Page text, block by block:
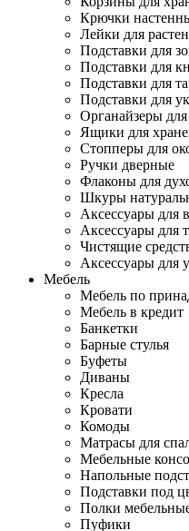
Крючки
Лейки для
Подставки для
Подставки для
Подставки для
Подставки для
Органайзеры
Ящики для
Стопперы для
Ручки дверные
Флаконы для
Шкуры
Аксессуары для
Аксессуары для
Чистящие
Аксессуары для
Мебель
Мебель по
Мебель в кредит
Банкетки
Барные стулья
Буфеты
Диваны
Кресла
Кровати
Комоды
Матрасы для
Мебельные
Напольные
Подставки под
Полки
Пуфики